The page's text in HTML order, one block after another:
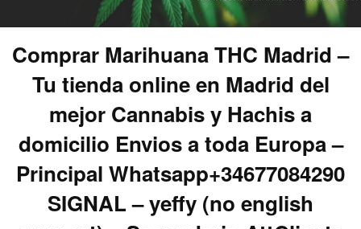
Comprar Marihuana THC Madrid –
Tu tienda online en Madrid del
mejor Cannabis y Hachis a
domicilio Envios a toda Europa –
Principal Whatsapp+34677084290
SIGNAL – yeffy (no english